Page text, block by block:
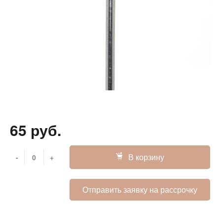
65 руб.
- + В корзину
Отправить заявку на рассрочку